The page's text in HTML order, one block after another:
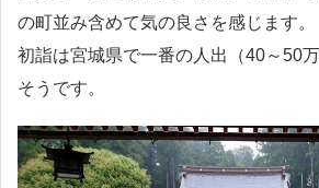
の町並み含めて気の良さを感じます。
初詣は宮城県で一番の人出（40～50
そうです。